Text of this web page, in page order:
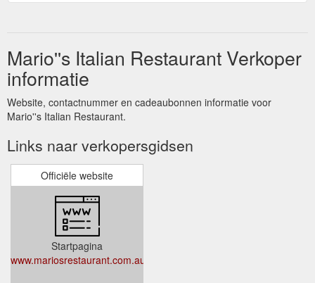
Mario''s Italian Restaurant Verkoper
informatie
Website, contactnummer en cadeaubonnen informatie voor
Mario''s Italian Restaurant.
Links naar verkopersgidsen
Officiële website
Startpagina
www.mariosrestaurant.com.au